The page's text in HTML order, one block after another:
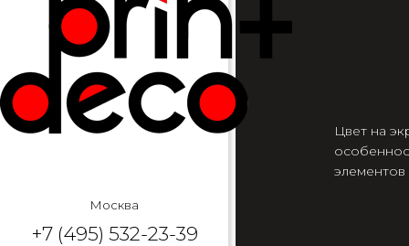
Москва
+7 (495) 532-23-39
Цвет на